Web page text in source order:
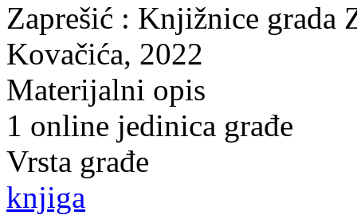
Zaprešić : Knjižnice grada
Kovačića, 2022
Materijalni opis
1 online jedinica građe
Vrsta građe
knjiga